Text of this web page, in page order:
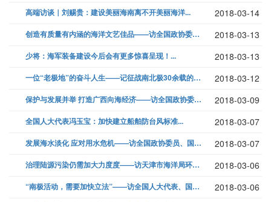
高端访谈｜刘赐贵：建设美丽海南离不开美丽海洋... 2018-03-14
创造有质量有内涵的海洋文艺佳品——访全国政协委员、广西戏剧院院长龙倩... 2018-03-13
少将：海军装备建设今后会有更多惊喜呈现！... 2018-03-13
一位“老极地”的奋斗人生——记征战南北极30余载的曹建军... 2018-03-12
保护与发展并举 打造广西向海经济——访全国政协委员、广西海洋和渔业厅厅... 2018-03-09
全国人大代表冯玉宝：加快建立船舶防台风标准... 2018-03-07
发展海水淡化 应对用水危机——访全国政协委员、国家海洋局天津海水淡化与... 2018-03-07
治理陆源污染仍需加大力度度——访天津市海洋局环境处处长张士琦... 2018-03-06
“南极活动，需要加快立法”——访全国人大代表、国家海洋局总工程师吕彩霞... 2018-03-06